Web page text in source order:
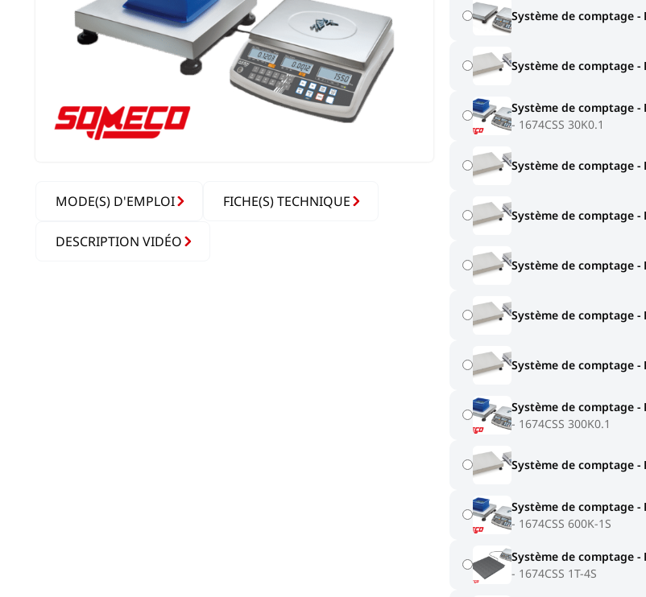
MODE(S) D'EMPLOI FICHE(S) TECHNIQUE
DESCRIPTION VIDÉO
Système de comptage -
Système de comptage -
Système de comptage -
1674CSS 30K0.1
Système de comptage -
Système de comptage -
Système de comptage -
Système de comptage -
Système de comptage -
Système de comptage -
1674CSS 300K0.1
Système de comptage -
Système de comptage -
1674CSS 600K-1S
Système de comptage -
1674CSS 1T-4S